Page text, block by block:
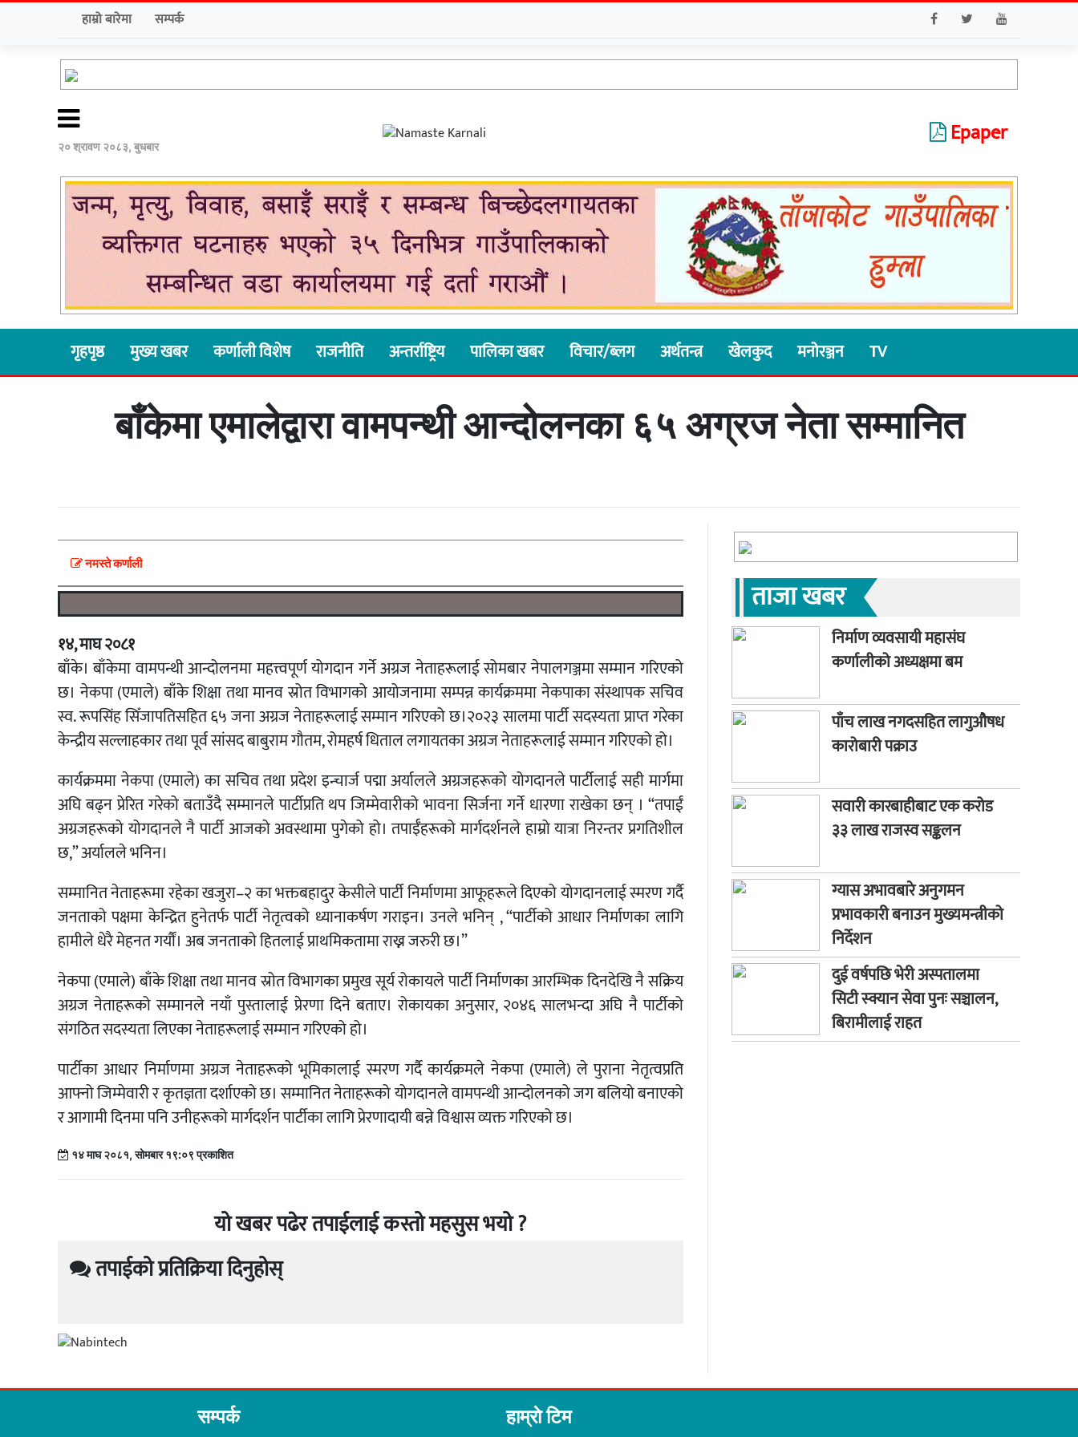
हाम्रो बारेमा सम्पर्क
२० श्रावण २०८३, बुधबार Epaper
गृहपृष्ठ मुख्य खबर कर्णाली विशेष राजनीति अन्तर्राष्ट्रिय पालिका खबर विचार/ब्लग अर्थतन्त्र खेलकुद मनोरञ्जन TV
बाँकेमा एमालेद्वारा वामपन्थी आन्दोलनका ६५ अग्रज नेता सम्मानित
नमस्ते कर्णाली
१४, माघ २०८१
बाँके। बाँकेमा वामपन्थी आन्दोलनमा महत्त्वपूर्ण योगदान गर्ने अग्रज नेताहरूलाई सोमबार नेपालगञ्जमा सम्मान गरिएको
छ। नेकपा (एमाले) बाँके शिक्षा तथा मानव स्रोत विभागको आयोजनामा सम्पन्न कार्यक्रममा नेकपाका संस्थापक सचिव
स्व. रूपसिंह सिँजापतिसहित ६५ जना अग्रज नेताहरूलाई सम्मान गरिएको छ।२०२३ सालमा पार्टी सदस्यता प्राप्त गरेका
केन्द्रीय सल्लाहकार तथा पूर्व सांसद बाबुराम गौतम, रोमहर्ष धिताल लगायतका अग्रज नेताहरूलाई सम्मान गरिएको हो।
कार्यक्रममा नेकपा (एमाले) का सचिव तथा प्रदेश इन्चार्ज पद्मा अर्यालले अग्रजहरूको योगदानले पार्टीलाई सही मार्गमा
अघि बढ्न प्रेरित गरेको बताउँदै सम्मानले पार्टीप्रति थप जिम्मेवारीको भावना सिर्जना गर्ने धारणा राखेका छन् । “तपाईं
अग्रजहरूको योगदानले नै पार्टी आजको अवस्थामा पुगेको हो। तपाईँहरूको मार्गदर्शनले हाम्रो यात्रा निरन्तर प्रगतिशील
छ,” अर्यालले भनिन।
सम्मानित नेताहरूमा रहेका खजुरा–२ का भक्तबहादुर केसीले पार्टी निर्माणमा आफूहरूले दिएको योगदानलाई स्मरण गर्दै
जनताको पक्षमा केन्द्रित हुनेतर्फ पार्टी नेतृत्वको ध्यानाकर्षण गराइन। उनले भनिन् , “पार्टीको आधार निर्माणका लागि
हामीले धेरै मेहनत गर्यौं। अब जनताको हितलाई प्राथमिकतामा राख्न जरुरी छ।”
नेकपा (एमाले) बाँके शिक्षा तथा मानव स्रोत विभागका प्रमुख सूर्य रोकायले पार्टी निर्माणका आरम्भिक दिनदेखि नै सक्रिय
अग्रज नेताहरूको सम्मानले नयाँ पुस्तालाई प्रेरणा दिने बताए। रोकायका अनुसार, २०४६ सालभन्दा अघि नै पार्टीको
संगठित सदस्यता लिएका नेताहरूलाई सम्मान गरिएको हो।
पार्टीका आधार निर्माणमा अग्रज नेताहरूको भूमिकालाई स्मरण गर्दै कार्यक्रमले नेकपा (एमाले) ले पुराना नेतृत्वप्रति
आफ्नो जिम्मेवारी र कृतज्ञता दर्शाएको छ। सम्मानित नेताहरूको योगदानले वामपन्थी आन्दोलनको जग बलियो बनाएको
र आगामी दिनमा पनि उनीहरूको मार्गदर्शन पार्टीका लागि प्रेरणादायी बन्ने विश्वास व्यक्त गरिएको छ।
१४ माघ २०८१, सोमबार १९:०९ प्रकाशित
यो खबर पढेर तपाईलाई कस्तो महसुस भयो ?
तपाईको प्रतिक्रिया दिनुहोस्
ताजा खबर
निर्माण व्यवसायी महासंघ
कर्णालीको अध्यक्षमा बम
पाँच लाख नगदसहित लागुऔषध
कारोबारी पक्राउ
सवारी कारबाहीबाट एक करोड
३३ लाख राजस्व सङ्कलन
ग्यास अभावबारे अनुगमन
प्रभावकारी बनाउन मुख्यमन्त्रीको
निर्देशन
दुई वर्षपछि भेरी अस्पतालमा
सिटी स्क्यान सेवा पुनः सञ्चालन,
बिरामीलाई राहत
सम्पर्क हाम्राे टिम